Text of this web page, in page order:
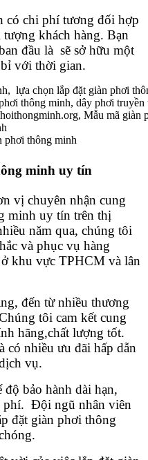
có chi phí tương đối hợp
khách hàng. Bạn
đầu là sẽ sở hữu một
với thời gian.
phơi thông minh
minh uy tín
vị chuyên nhận cung
minh uy tín trên thị
năm qua, chúng tôi
và phục vụ hàng
khu vực TPHCM và lân
đến từ nhiều thương
tôi cam kết cung
hãng,chất lượng tốt.
có nhiều ưu đãi hấp dẫn
vụ.
bảo hành dài hạn,
phí. Đội ngũ nhân viên
đặt giàn phơi thông